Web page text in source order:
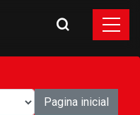
Pagina inicial